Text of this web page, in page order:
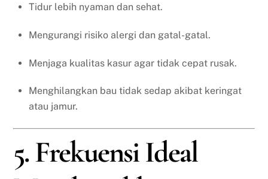
Tidur lebih nyaman dan sehat.
Mengurangi risiko alergi dan gatal-gatal.
Menjaga kualitas kasur agar tidak cepat rusak.
Menghilangkan bau tidak sedap akibat keringat
atau jamur.
5. Frekuensi Ideal